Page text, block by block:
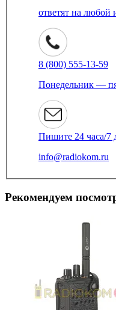
ответят на любой
8 (800) 555-13-59
Понедельник —
Пишите 24 часа/7
info@radiokom.ru
Рекомендуем